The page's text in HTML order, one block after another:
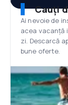
Cauți
Ai nevoie de
acea vacanță
zi. Descarcă
bune oferte.